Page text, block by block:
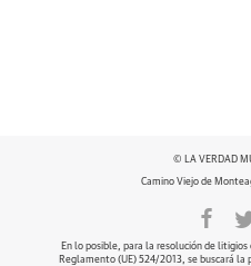
© LA VERDAD
Camino Viejo de
En lo posible, para la resolución de
Reglamento (UE) 524/2013, se buscará la